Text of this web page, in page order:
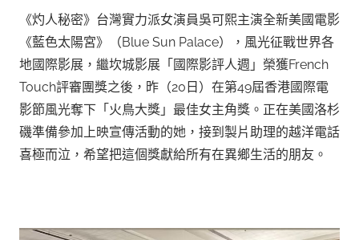
《灼人秘密》台灣實力派女演員吳可熙主演全新美國電影
《藍色太陽宮》（Blue Sun Palace），風光征戰世界各
地國際影展，繼坎城影展「國際影評人週」榮獲French
Touch評審團獎之後，昨（20日）在第49屆香港國際電
影節風光奪下「火鳥大獎」最佳女主角獎。正在美國洛杉
磯準備參加上映宣傳活動的她，接到製片助理的越洋電話
喜極而泣，希望把這個獎獻給所有在異鄉生活的朋友。